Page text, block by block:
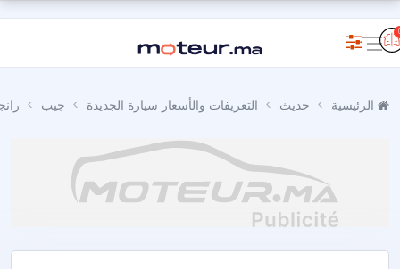
حديث التعريفات والأسعار سيارة الجديدة جيب